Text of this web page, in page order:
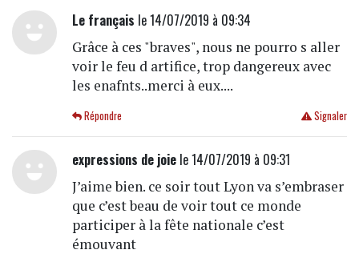
Le français le 14/07/2019 à 09:34
Grâce à ces "braves", nous ne pourro s aller
voir le feu d artifice, trop dangereux avec
les enafnts..merci à eux....
Signaler
Répondre
expressions de joiele 14/07/2019 à 09:31
J’aime bien. ce soir tout Lyon va s’embraser
que c’est beau de voir tout ce monde
participer à la fête nationale c’est
émouvant